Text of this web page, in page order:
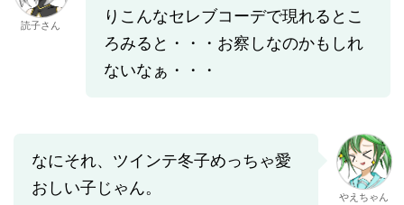
読子さん
りこんなセレブコーデで現れるとこ
ろみると・・・お察しなのかもしれ
ないなぁ・・・
なにそれ、ツインテ冬子めっちゃ愛
おしい子じゃん。
やえちゃん